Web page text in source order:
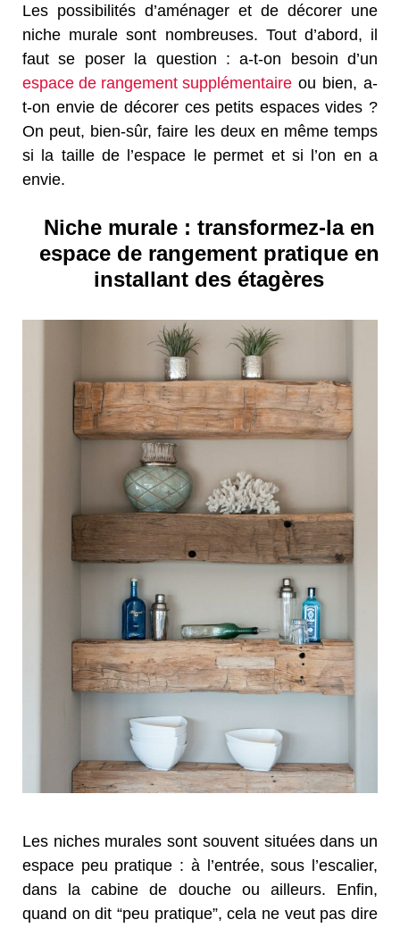
Les possibilités d’aménager et de décorer une
niche murale sont nombreuses. Tout d’abord, il
faut se poser la question : a-t-on besoin d’un
espace de rangement supplémentaire ou bien, a-
t-on envie de décorer ces petits espaces vides ?
On peut, bien-sûr, faire les deux en même temps
si la taille de l’espace le permet et si l’on en a
envie.
Niche murale : transformez-la en
espace de rangement pratique en
installant des étagères
Les niches murales sont souvent situées dans un
espace peu pratique : à l’entrée, sous l’escalier,
dans la cabine de douche ou ailleurs. Enfin,
quand on dit “peu pratique”, cela ne veut pas dire